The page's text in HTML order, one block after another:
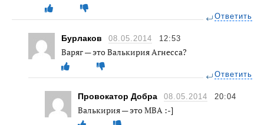
Ответить
Бурлаков 08.05.2014 12:53
Варяг — это Валькирия Агнесса?
Ответить
Провокатор Добра 08.05.2014 20:04
Валькирия — это МВА :-]